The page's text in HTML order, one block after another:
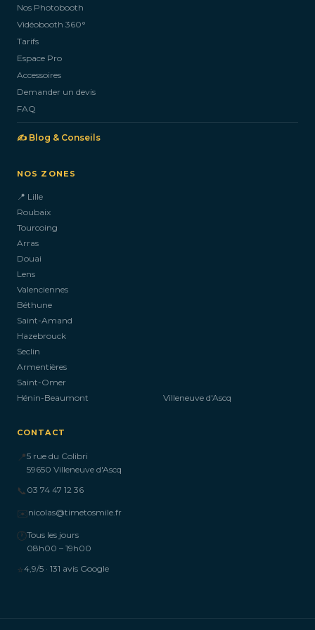
Nos Photobooth
Vidéobooth 360°
Tarifs
Espace Pro
Accessoires
Demander un devis
FAQ
✍️ Blog & Conseils
NOS ZONES
📍 Lille
Roubaix
Tourcoing
Arras
Douai
Lens
Valenciennes
Béthune
Saint-Amand
Hazebrouck
Seclin
Armentières
Saint-Omer
Hénin-Beaumont
Villeneuve d'Ascq
CONTACT
📍5 rue du Colibri
59650 Villeneuve d'Ascq
📞 03 74 47 12 36
✉️nicolas@timetosmile.fr
🕐Tous les jours
08h00 – 19h00
⭐4,9/5 · 131 avis Google